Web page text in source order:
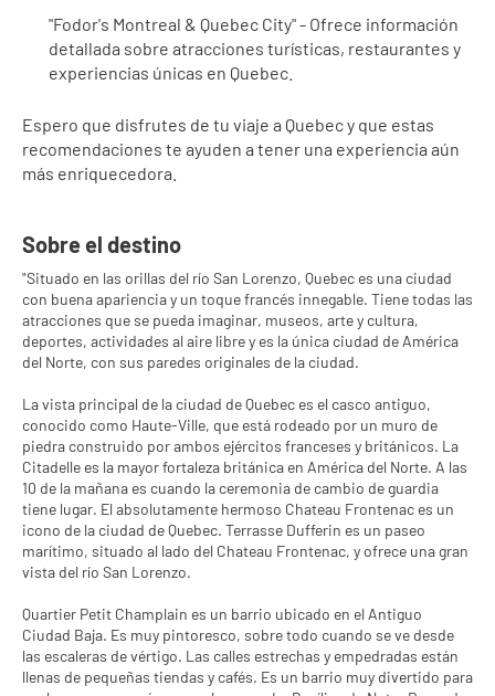
"Fodor's Montreal & Quebec City" - Ofrece información
detallada sobre atracciones turísticas, restaurantes y
experiencias únicas en Quebec.
Espero que disfrutes de tu viaje a Quebec y que estas
recomendaciones te ayuden a tener una experiencia aún
más enriquecedora.
Sobre el destino
"Situado en las orillas del río San Lorenzo, Quebec es una ciudad
con buena apariencia y un toque francés innegable. Tiene todas las
atracciones que se pueda imaginar, museos, arte y cultura,
deportes, actividades al aire libre y es la única ciudad de América
del Norte, con sus paredes originales de la ciudad.
La vista principal de la ciudad de Quebec es el casco antiguo,
conocido como Haute-Ville, que está rodeado por un muro de
piedra construido por ambos ejércitos franceses y británicos. La
Citadelle es la mayor fortaleza británica en América del Norte. A las
10 de la mañana es cuando la ceremonia de cambio de guardia
tiene lugar. El absolutamente hermoso Chateau Frontenac es un
icono de la ciudad de Quebec. Terrasse Dufferin es un paseo
marítimo, situado al lado del Chateau Frontenac, y ofrece una gran
vista del río San Lorenzo.
Quartier Petit Champlain es un barrio ubicado en el Antiguo
Ciudad Baja. Es muy pintoresco, sobre todo cuando se ve desde
las escaleras de vértigo. Las calles estrechas y empedradas están
llenas de pequeñas tiendas y cafés. Es un barrio muy divertido para